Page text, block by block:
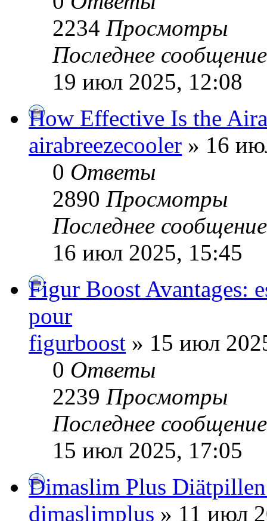
2234 Просмотры
Последнее
19 июл 2025, 12:08
How Effective Is the
airabreezecooler » 16
0 Ответы
2890 Просмотры
Последнее
16 июл 2025, 15:45
Figur Boost Avantages:
pour
figurboost » 15 июл
0 Ответы
2239 Просмотры
Последнее
15 июл 2025, 17:05
Dimaslim Plus
dimaslimplus » 11 июл